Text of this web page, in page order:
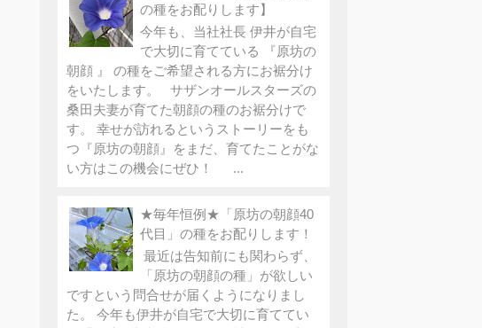
の種をお配りします】
今年も、当社社長 伊井が自宅
で大切に育てている 『原坊の
朝顔 』 の種をご希望される方にお裾分け
をいたします。 サザンオールスターズの
桑田夫妻が育てた朝顔の種のお裾分けで
す。 幸せが訪れるというストーリーをも
つ『原坊の朝顔』をまだ、育てたことがな
い方はこの機会にぜひ！ ...
★毎年恒例★「原坊の朝顔40
代目」の種をお配りします！
最近は告知前にも関わらず、
「原坊の朝顔の種」が欲しい
ですという問合せが届くようになりまし
た。 今年も伊井が自宅で大切に育ててい